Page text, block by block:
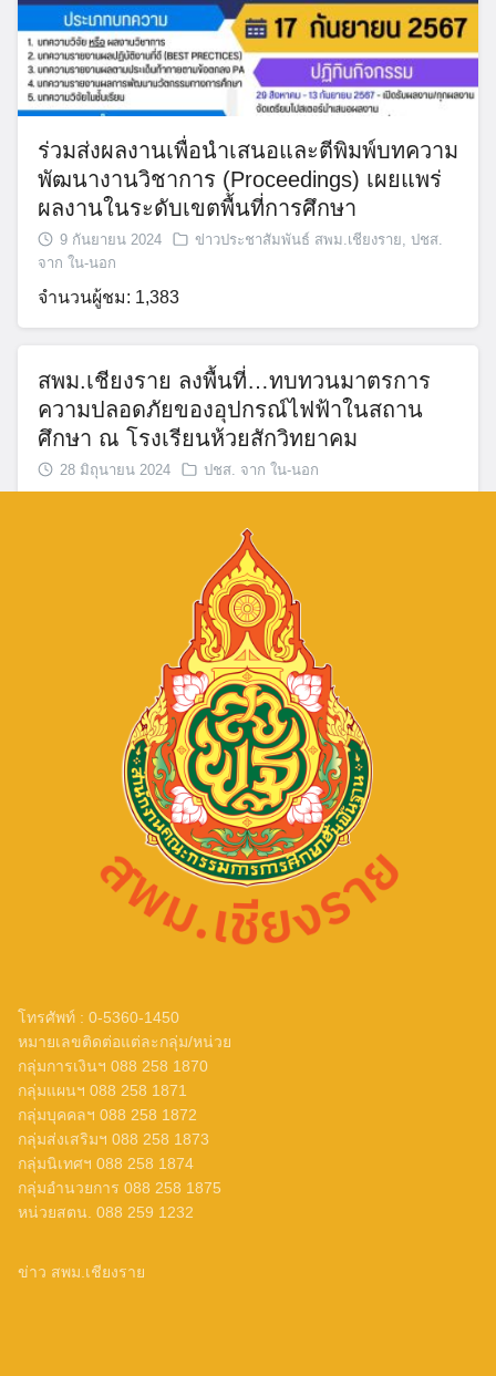
ร่วมส่งผลงานเพื่อนำเสนอและตีพิมพ์บทความ
พัฒนางานวิชาการ (Proceedings) เผยแพร่
ผลงานในระดับเขตพื้นที่การศึกษา
9 กันยายน 2024 ข่าวประชาสัมพันธ์ สพม.เชียงราย, ปชส.
จาก ใน-นอก
จำนวนผู้ชม: 1,383
สพม.เชียงราย ลงพื้นที่…ทบทวนมาตรการ
ความปลอดภัยของอุปกรณ์ไฟฟ้าในสถาน
ศึกษา ณ โรงเรียนห้วยสักวิทยาคม
28 มิถุนายน 2024 ปชส. จาก ใน-นอก
มิถุนายน 2567 เดือนแห่งการเยี่ยมบ้าน
ข่าวประชาสัมพันธ์ สพม.เชียงราย
ภารกิจผู้บริหารเขตพื้นที่
จำนวนผู้ชม: 1,562
ลงพื้นที่ !!! ตรวจเยี่ยมการเรียนการสอน
ประจำภาคเรียนที 1/2567 ตามนโยบาย
กระทรวงศึกษาธิการและแนวทางการขับ
เคลื่อนนโยบาย “เรียนดี มีความสุข” ณ
โรงเรียนสันติคีรีวิทยาคม
ข่าวประชาสัมพันธ์ สพม.เชียงราย
ลงพื้นที่ !!! ตรวจเยี่ยมอาคารเรียนและความ
ปลอดภัยบริเวณโดยรอบของอาคารเรียน ณ
โรงเรียนสันติคีรีวิทยาคม
5 มิถุนายน 2024
จาก ใน-นอก,ภารกิจผู้บริหารเขตพื้นที่
จำนวนผู้ชม: 1,483
โทรศัพท์ : 0-5360-1450
หมายเลขติดต่อแต่ละกลุ่ม/หน่วย
กลุ่มการเงินฯ 088 258 1870
กลุ่มแผนฯ 088 258 1871
กลุ่มบุคคลฯ 088 258 1872
กลุ่มส่งเสริมฯ 088 258 1873
กลุ่มนิเทศฯ 088 258 1874
กลุ่มอำนวยการ 088 258 1875
หน่วยสตน. 088 259 1232
ข่าว สพม.เชียงราย